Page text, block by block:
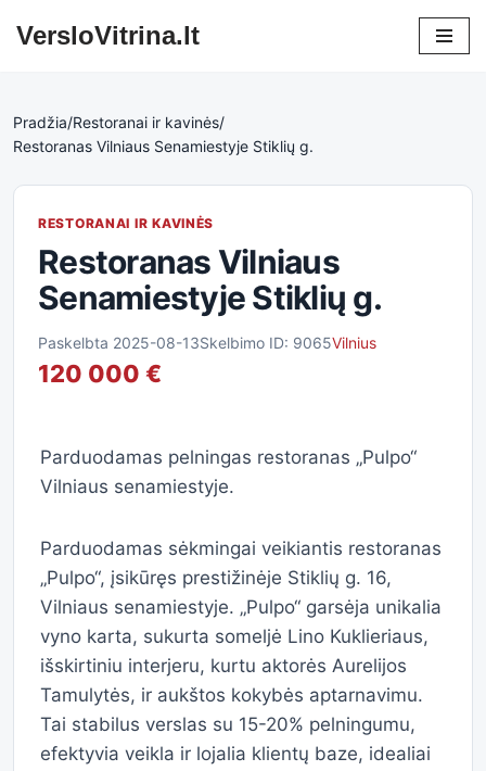
VersloVitrina.lt
Pradžia/Restoranai ir kavinės/
Restoranas Vilniaus Senamiestyje Stiklių g.
RESTORANAI IR KAVINĖS
Restoranas Vilniaus
Senamiestyje Stiklių g.
Paskelbta 2025-08-13Skelbimo ID: 9065Vilnius
120 000 €
Parduodamas pelningas restoranas „Pulpo“
Vilniaus senamiestyje.
Parduodamas sėkmingai veikiantis restoranas
„Pulpo“, įsikūręs prestižinėje Stiklių g. 16,
Vilniaus senamiestyje. „Pulpo“ garsėja unikalia
vyno karta, sukurta someljė Lino Kuklieriaus,
išskirtiniu interjeru, kurtu aktorės Aurelijos
Tamulytės, ir aukštos kokybės aptarnavimu.
Tai stabilus verslas su 15-20% pelningumu,
efektyvia veikla ir lojalia klientų baze, idealiai